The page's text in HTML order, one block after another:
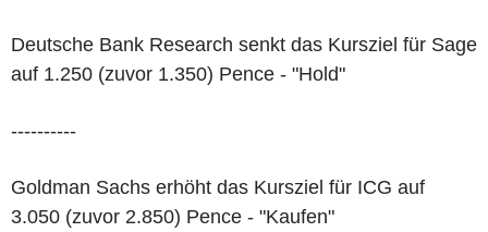
Deutsche Bank Research senkt das Kursziel für Sage
auf 1.250 (zuvor 1.350) Pence - "Hold"
----------
Goldman Sachs erhöht das Kursziel für ICG auf
3.050 (zuvor 2.850) Pence - "Kaufen"